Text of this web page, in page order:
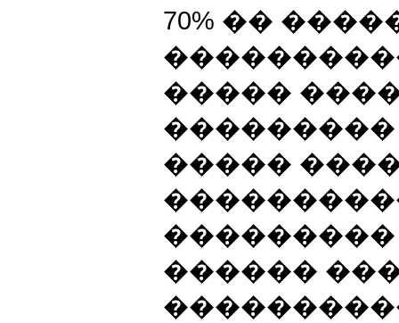
70% ��
�����
��������� ,
�����
������